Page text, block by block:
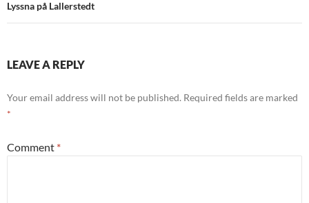
Lyssna på Lallerstedt
LEAVE A REPLY
Your email address will not be published. Required fields are marked
*
Comment *